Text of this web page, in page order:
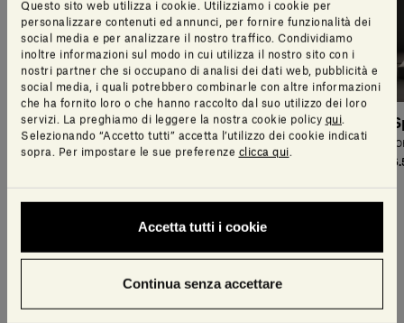
Questo sito web utilizza i cookie. Utilizziamo i cookie per
personalizzare contenuti ed annunci, per fornire funzionalità dei
social media e per analizzare il nostro traffico. Condividiamo
inoltre informazioni sul modo in cui utilizza il nostro sito con i
nostri partner che si occupano di analisi dei dati web, pubblicità e
social media, i quali potrebbero combinarle con altre informazioni
che ha fornito loro o che hanno raccolto dal suo utilizzo dei loro
servizi. La preghiamo di leggere la nostra cookie policy qui
Selezionando “Accetto tutti” accetta l’utilizzo dei cookie indicati
sopra. Per impostare le sue preferenze clicca qui
Accetta tutti i cookie
Continua senza accettare
Span Outdoor Panca da
esterni
Span Outdoor Panca con
schienale
Storie